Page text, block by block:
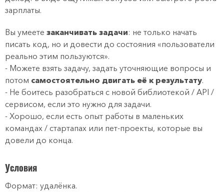
зарплаты.
Вы умеете заканчивать задачи: не только начать
писать код, но и довести до состояния «пользователи
реально этим пользуются».
- Можете взять задачу, задать уточняющие вопросы и
потом самостоятельно двигать её к результату.
- Не боитесь разобраться с новой библиотекой / API /
сервисом, если это нужно для задачи.
- Хорошо, если есть опыт работы в маленьких
командах / стартапах или пет-проекты, которые вы
довели до конца.
Условия
Формат: удалёнка.